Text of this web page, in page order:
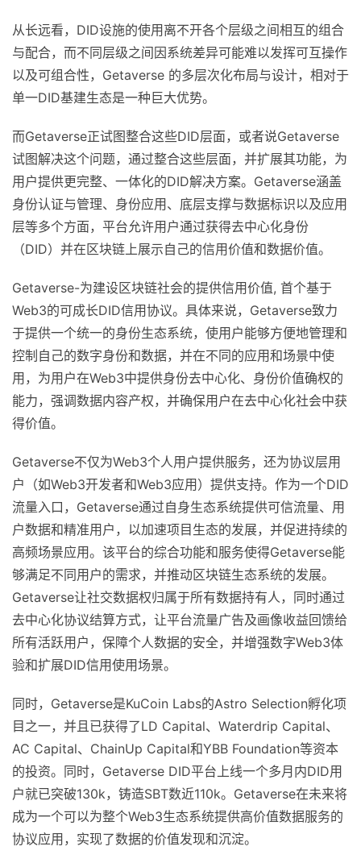
从长远看，DID设施的使用离不开各个层级之间相互的组合
与配合，而不同层级之间因系统差异可能难以发挥可互操作
以及可组合性，Getaverse 的多层次化布局与设计，相对于
单一DID基建生态是一种巨大优势。
而Getaverse正试图整合这些DID层面，或者说Getaverse
试图解决这个问题，通过整合这些层面，并扩展其功能，为
用户提供更完整、一体化的DID解决方案。Getaverse涵盖
身份认证与管理、身份应用、底层支撑与数据标识以及应用
层等多个方面，平台允许用户通过获得去中心化身份
（DID）并在区块链上展示自己的信用价值和数据价值。
Getaverse-为建设区块链社会的提供信用价值, 首个基于
Web3的可成长DID信用协议。具体来说，Getaverse致力
于提供一个统一的身份生态系统，使用户能够方便地管理和
控制自己的数字身份和数据，并在不同的应用和场景中使
用，为用户在Web3中提供身份去中心化、身份价值确权的
能力，强调数据内容产权，并确保用户在去中心化社会中获
得价值。
Getaverse不仅为Web3个人用户提供服务，还为协议层用
户（如Web3开发者和Web3应用）提供支持。作为一个DID
流量入口，Getaverse通过自身生态系统提供可信流量、用
户数据和精准用户，以加速项目生态的发展，并促进持续的
高频场景应用。该平台的综合功能和服务使得Getaverse能
够满足不同用户的需求，并推动区块链生态系统的发展。
Getaverse让社交数据权归属于所有数据持有人，同时通过
去中心化协议结算方式，让平台流量广告及画像收益回馈给
所有活跃用户，保障个人数据的安全，并增强数字Web3体
验和扩展DID信用使用场景。
同时，Getaverse是KuCoin Labs的Astro Selection孵化项
目之一，并且已获得了LD Capital、Waterdrip Capital、
AC Capital、ChainUp Capital和YBB Foundation等资本
的投资。同时，Getaverse DID平台上线一个多月内DID用
户就已突破130k，铸造SBT数近110k。Getaverse在未来将
成为一个可以为整个Web3生态系统提供高价值数据服务的
协议应用，实现了数据的价值发现和沉淀。